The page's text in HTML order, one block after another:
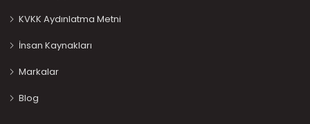
KVKK Aydınlatma Metni
İnsan Kaynakları
Markalar
Blog